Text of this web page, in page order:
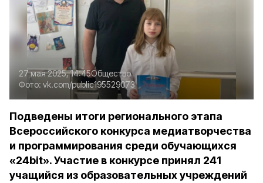
27 мая 2025, 14:45Общество
Фото: vk.com/public195529073
Подведены итоги регионального этапа
Всероссийского конкурса медиатворчества
и программирования среди обучающихся
«24bit». Участие в конкурсе принял 241
учащийся из образовательных учреждений